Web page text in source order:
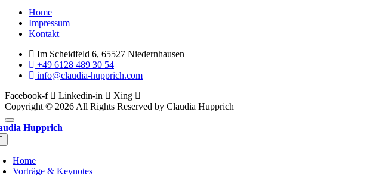
Menu
Home
Impressum
Kontakt
Im Scheidfeld 6, 65527 Niedernhausen
+49 6128 489 30 54
info@claudia-hupprich.com
Facebook-f
Linkedin-in
Xing
Copyright © 2026 All Rights Reserved by Claudia Hupprich
Hupprich
Home
Vorträge & Keynotes